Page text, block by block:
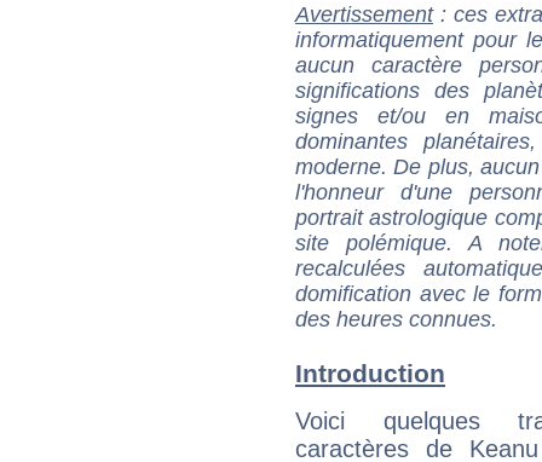
Avertissement: ces
informatiquement pour
aucun caractère
significations des
signes et/ou en
dominantes
moderne. De plus,
l'honneur d'une
portrait astrologique
site polémique. A
recalculées
domification avec le
des heures connues.
Introduction
Voici quelques
caractères de